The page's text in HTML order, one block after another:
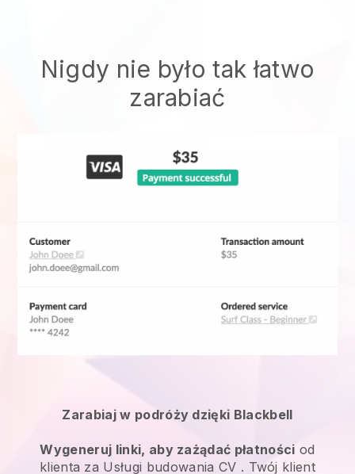
Nigdy nie było tak łatwo
zarabiać
Zarabiaj w podróży dzięki Blackbell
Wygeneruj linki, aby zażądać płatności od
klienta za Usługi budowania CV . Twój klient